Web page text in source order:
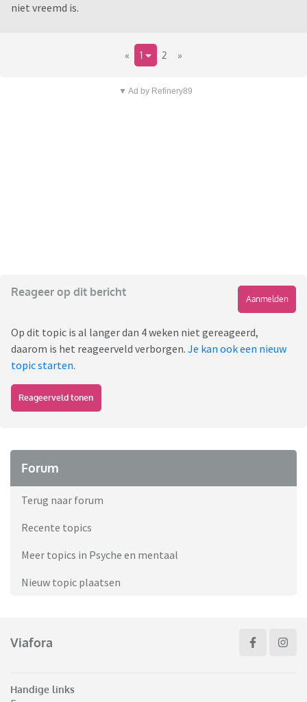
niet vreemd is.
« 1 2 »
▼ Ad by Refinery89
Reageer op dit bericht
Aanmelden
Op dit topic is al langer dan 4 weken niet gereageerd,
daarom is het reageerveld verborgen. Je kan ook een nieuw
topic starten.
Reageerveld tonen
Forum
Terug naar forum
Recente topics
Meer topics in Psyche en mentaal
Nieuw topic plaatsen
Viafora
Handige links